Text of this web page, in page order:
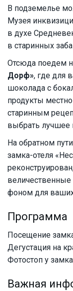
В подземелье
Музея
в духе
в старинных
Отсюда поедем
Дорф», где для
шоколада с
продукты
старинным
выбрать лучшее
На обратном
замка-отеля
фоном для
Программа
Посещение
Дегустация на
Фотостоп у
Важная